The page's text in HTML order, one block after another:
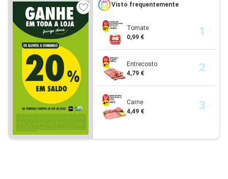
Visto frequentemente
Tomate
0,99 €
Entrecosto
4,79 €
Carne
4,49 €